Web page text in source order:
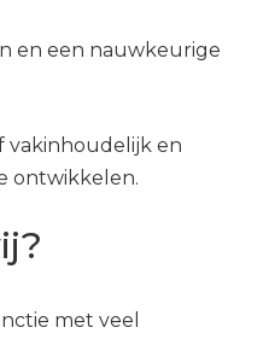
en een nauwkeurige
vakinhoudelijk en
ontwikkelen.
met veel